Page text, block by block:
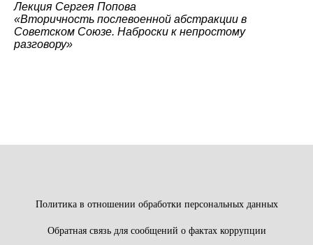
Лекция Сергея Попова
«Вторичность послевоенной абстракции в
Советском Союзе. Наброски к непростому
разговору»
Политика в отношении обработки персональных данных
Обратная связь для сообщений о фактах коррупции